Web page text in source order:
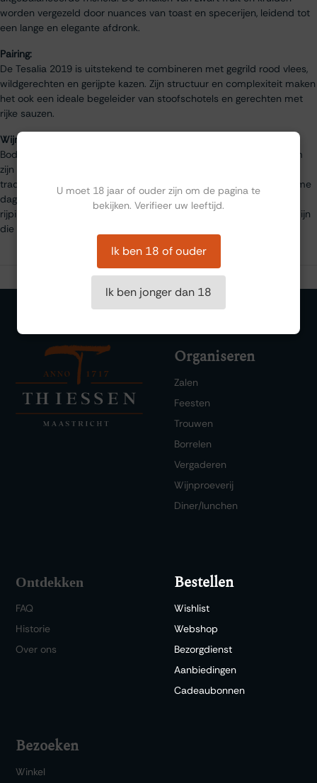
worden vergezeld door nuances van toast en specerijen, leidend tot
een lange en elegante afdronk.
Pairing:
De Tesalia 2019 is uitstekend te combineren met gegrild rood vlees,
wildgerechten en gerijpte kazen. Zijn structuur en complexiteit maken
het ook een ideale begeleider van stoofschotels en gerechten met
rijke sauzen.
Wijnhuis:
Bodega Tesalia is een prestigieus wijnhuis in Andalusië, bekend om
zijn verfijnde wijnen die moderne technieken combineren met
traditionele druivenrassen. De wijngaarden profiteren van de warme
dagen en koele nachten van Cádiz, wat zorgt voor een optimale
rijping van de druiven. Iceni is een toegankelijke, maar complexe wijn
die de mediterrane ziel van de regio perfect weerspiegelt.
Organiseren
Zalen
Feesten
Trouwen
Borrelen
Vergaderen
Wijnproeverij
Diner/lunchen
Ontdekken
FAQ
Historie
Over ons
Bestellen
Wishlist
Webshop
Bezorgdienst
Aanbiedingen
Cadeaubonnen
Bezoeken
Winkel
U moet 18 jaar of ouder zijn om de pagina te
bekijken. Verifieer uw leeftijd.
Ik ben 18 of ouder
Ik ben jonger dan 18